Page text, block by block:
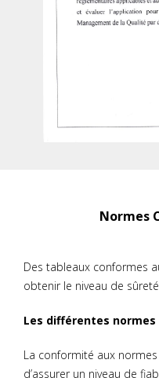
Normes
Des tableaux conformes
obtenir le niveau de
Les différentes normes
La conformité aux
d’assurer un niveau de